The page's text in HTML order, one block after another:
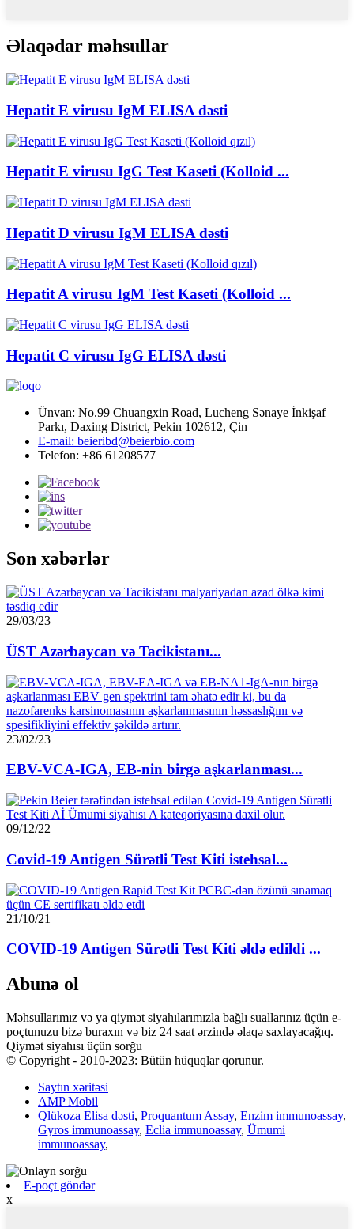
Əlaqədar məhsullar
Hepatit E virusu IgM ELISA dəsti
Hepatit E virusu IgG Test Kaseti (Kolloid ...
Hepatit D virusu IgM ELISA dəsti
Hepatit A virusu IgM Test Kaseti (Kolloid ...
Hepatit C virusu IgG ELISA dəsti
Ünvan: No.99 Chuangxin Road, Lucheng Sənaye İnkişaf
Parkı, Daxing District, Pekin 102612, Çin
E-mail: beieribd@beierbio.com
Telefon: +86 61208577
Son xəbərlər
29/03/23
ÜST Azərbaycan və Tacikistanı...
23/02/23
EBV-VCA-IGA, EB-nin birgə aşkarlanması...
09/12/22
Covid-19 Antigen Sürətli Test Kiti istehsal...
21/10/21
COVID-19 Antigen Sürətli Test Kiti əldə edildi ...
Abunə ol
Məhsullarımız və ya qiymət siyahılarımızla bağlı suallarınız üçün e-
poçtunuzu bizə buraxın və biz 24 saat ərzində əlaqə saxlayacağıq.
Qiymət siyahısı üçün sorğu
© Copyright - 2010-2023: Bütün hüquqlar qorunur.
Saytın xəritəsi
AMP Mobil
Qlükoza Elisa dəsti, Proquantum Assay, Enzim immunoassay,
Gyros immunoassay, Eclia immunoassay, Ümumi
immunoassay,
E-poçt göndər
x